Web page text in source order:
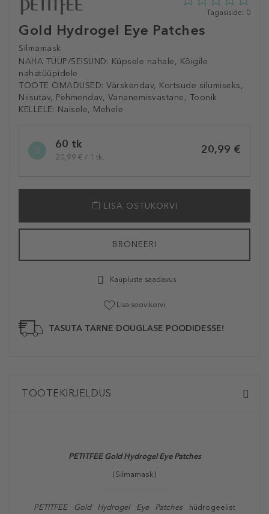
Gold Hydrogel Eye Patches
Silmamask
NAHA TÜÜP/SEISUND: Küpsele nahale, Kõigile
nahatüüpidele
TOOTE OMADUSED: Värskendav, Kortsude silumiseks,
Niisutav, Pehmendav, Vananemisvastane, Toonik
KELLELE: Naisele, Mehele
0
Tagasiside: 0
variation60 tk
20,99 € / 1 tk.
20,99 €
LISA OSTUKORVI
BRONEERI
Kaupluste saadavus
Lisa soovikorvi
TASUTA TARNE DOUGLASE POODIDESSE!
TOOTEKIRJELDUS
PETITFEE Gold Hydrogel Eye Patches
(Silmamask)
PETITFEE Gold Hydrogel Eye Patches
hüdrogeelist